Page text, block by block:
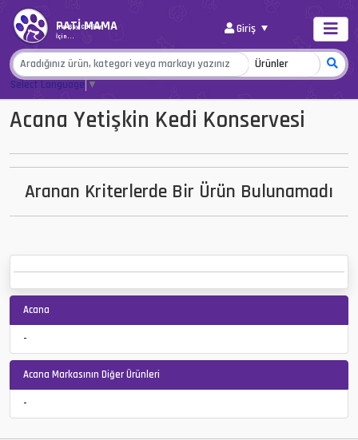
PATİ MAMA
Her Şey Canlar
İçin...
Giriş
Select Language▼
Acana Yetişkin Kedi Konservesi
Aranan Kriterlerde Bir Ürün Bulunamadı
Acana
-
Acana Markasının Diğer Ürünleri
-